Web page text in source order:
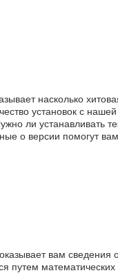
насколько
установок с
ли устанавливать
о версии помогут
вам сведения
путем